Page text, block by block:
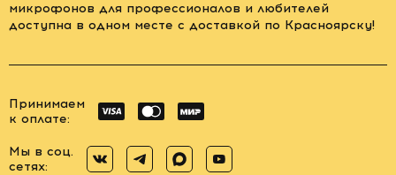
микрофонов для профессионалов и любителей
доступна в одном месте с доставкой по Красноярску!
Принимаем
к оплате:
Мы в соц.
сетях: